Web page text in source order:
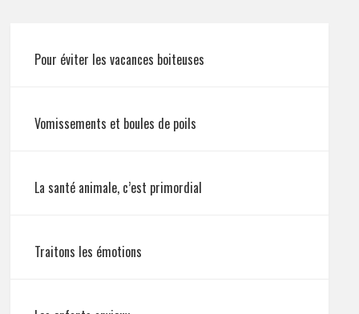
Pour éviter les vacances boiteuses
Vomissements et boules de poils
La santé animale, c’est primordial
Traitons les émotions